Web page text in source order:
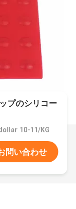
プのシリコー
10-11/KG
問い合わせ